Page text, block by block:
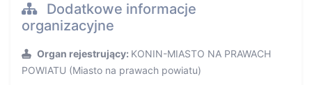
Dodatkowe informacje
organizacyjne
Organ rejestrujący: KONIN-MIASTO NA PRAWACH
POWIATU (Miasto na prawach powiatu)